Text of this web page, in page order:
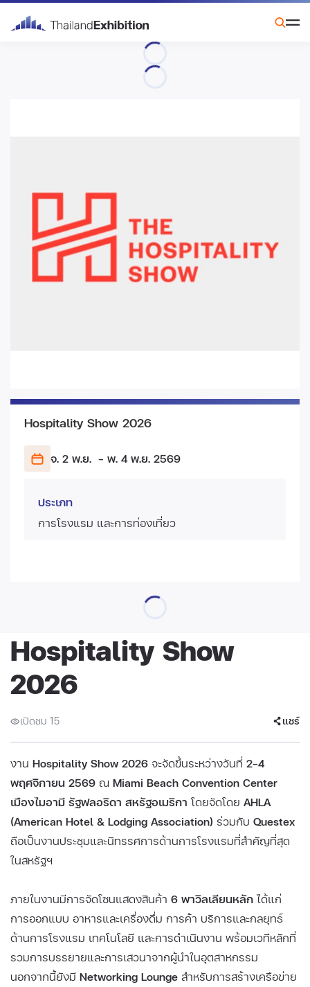
Hospitality Show 2026
จ. 2 พ.ย. - พ. 4 พ.ย. 2569
ประเภท
การโรงแรม และการท่องเที่ยว
Hospitality Show
2026
เปิดชม 15 แชร์
งาน Hospitality Show 2026 จะจัดขึ้นระหว่างวันที่ 2–4
พฤศจิกายน 2569 ณ Miami Beach Convention Center
เมืองไมอามี รัฐฟลอริดา สหรัฐอเมริกา โดยจัดโดย AHLA
(American Hotel & Lodging Association) ร่วมกับ Questex
ถือเป็นงานประชุมและนิทรรศการด้านการโรงแรมที่สำคัญที่สุด
ในสหรัฐฯ
ภายในงานมีการจัดโซนแสดงสินค้า 6 พาวิลเลียนหลักได้แก่
การออกแบบ อาหารและเครื่องดื่ม การค้า บริการและกลยุทธ์
ด้านการโรงแรม เทคโนโลยี และการดำเนินงาน พร้อมเวทีหลักที่
รวมการบรรยายและการเสวนาจากผู้นำในอุตสาหกรรม
นอกจากนี้ยังมี Networking Lounge สำหรับการสร้างเครือข่าย